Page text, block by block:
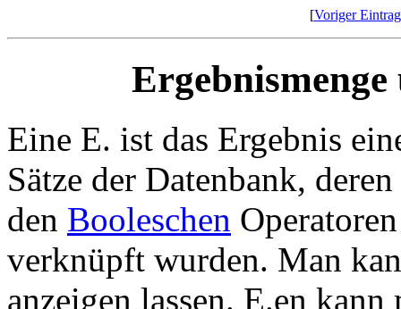
[Voriger Eintrag
Eine E. ist das Ergebnis
Sätze der Datenbank,
den Booleschen
verknüpft wurden. Man
anzeigen lassen. E.en